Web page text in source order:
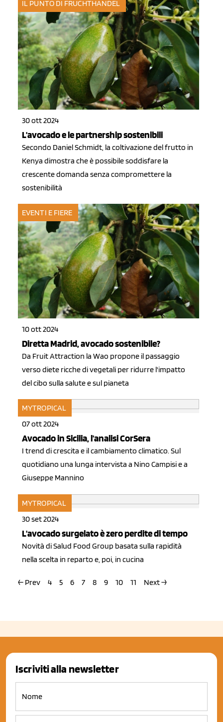
IL PUNTO DI FRUCHTHANDEL
30 ott 2024
L'avocado e le partnership sostenibili
Secondo Daniel Schmidt, la coltivazione del frutto in
Kenya dimostra che è possibile soddisfare la
crescente domanda senza compromettere la
sostenibilità
EVENTI E FIERE
10 ott 2024
Diretta Madrid, avocado sostenibile?
Da Fruit Attraction la Wao propone il passaggio
verso diete ricche di vegetali per ridurre l'impatto
del cibo sulla salute e sul pianeta
MYTROPICAL
07 ott 2024
Avocado in Sicilia, l'analisi CorSera
I trend di crescita e il cambiamento climatico. Sul
quotidiano una lunga intervista a Nino Campisi e a
Giuseppe Mannino
MYTROPICAL
30 set 2024
L'avocado surgelato è zero perdite di tempo
Novità di Salud Food Group basata sulla rapidità
nella scelta in reparto e, poi, in cucina
← Prev 4 5 6 7 8 9 10 11 Next →
Iscriviti alla newsletter